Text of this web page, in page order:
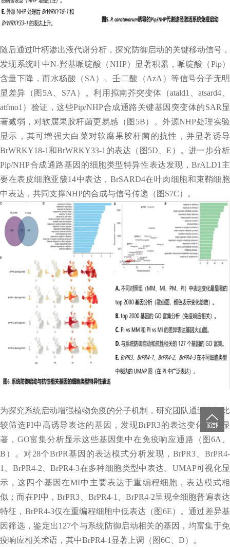
随后通过叶柄渗出液代谢分析，探究防御启动的关键移动信号，
发现系统叶中N-羟基哌啶酸（NHP）显著积累，哌啶酸（Pip）
含量下降，而水杨酸（SA）、壬二酸（AzA）等信号分子无明
显差异（图5A、S7A）。利用拟南芥突变体（atald1、atsard4、
atfmo1）验证，这些Pip/NHP合成通路关键基因突变体的SAR显
著减弱，对软腐果胶杆菌更易感（图5B）。外源NHP处理实验
显示，其可增强大白菜对软腐果胶杆菌的抗性，并显著诱导
BrWRKY18-1和BrWRKY33-1的表达（图5D、E）。进一步分析
Pip/NHP合成通路基因的细胞类型特异性表达发现，BrALD1主
要在表皮细胞亚簇14中表达，BrSARD4在叶肉细胞和束鞘细胞
中表达，共同支撑NHP的合成与信号传递（图S7C）。
为探究系统启动增强植物免疫的分子机制，研究团队通过多组比
较筛选PI中高诱导表达的基因，发现BrPR3的表达变化最为显
著，GO富集分析显示这些基因集中在免疫响应通路（图6A、
B）。对28个BrPR基因的表达模式分析发现，BrPR3、BrPR4-
1、BrPR4-2、BrPR4-3在多种细胞类型中表达。UMAP可视化显
示，这四个基因在MI中主要表达于重编程细胞，表达模式相
似；而在PI中，BrPR3、BrPR4-1、BrPR4-2呈现全细胞普遍表达
特征，BrPR4-3仅在重编程细胞中低表达（图6E）。通过差异基
因筛选，鉴定出127个与系统防御启动相关的基因，均富集于免
疫响应相关术语，其中BrPR4-1显著上调（图6C、D）。